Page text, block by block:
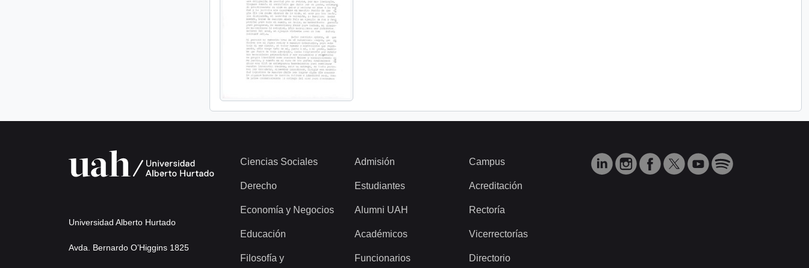
Universidad Alberto Hurtado
Avda. Bernardo O’Higgins 1825
Ciencias Sociales
Derecho
Economía y Negocios
Educación
Filosofía y
Admisión
Estudiantes
Alumni UAH
Académicos
Funcionarios
Campus
Acreditación
Rectoría
Vicerrectorías
Directorio